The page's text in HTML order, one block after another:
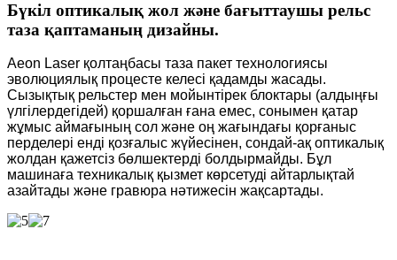
Бүкіл оптикалық жол және бағыттаушы рельс
таза қаптаманың дизайны.
Aeon Laser қолтаңбасы таза пакет технологиясы
эволюциялық процесте келесі қадамды жасады.
Сызықтық рельстер мен мойынтірек блоктары (алдыңғы
үлгілердегідей) қоршалған ғана емес, сонымен қатар
жұмыс аймағының сол және оң жағындағы қорғаныс
перделері енді қозғалыс жүйесінен, сондай-ақ оптикалық
жолдан қажетсіз бөлшектерді болдырмайды. Бұл
машинаға техникалық қызмет көрсетуді айтарлықтай
азайтады және гравюра нәтижесін жақсартады.